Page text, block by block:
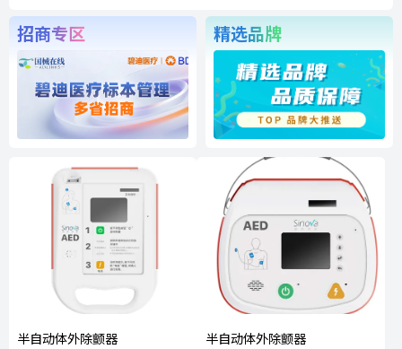
招商专区 精选品牌
半自动体外除颤器 半自动体外除颤器